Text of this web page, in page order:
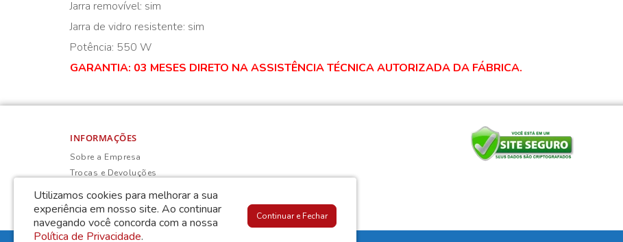
Jarra removível: sim
Jarra de vidro resistente: sim
Potência: 550 W
GARANTIA: 03 MESES DIRETO NA ASSISTÊNCIA TÉCNICA AUTORIZADA DA FÁBRICA.
INFORMAÇÕES
Sobre a Empresa
Trocas e Devoluções
Termos & Condições
Utilizamos cookies para melhorar a sua
experiência em nosso site. Ao continuar
navegando você concorda com a nossa
Política de Privacidade.
Continuar e Fechar